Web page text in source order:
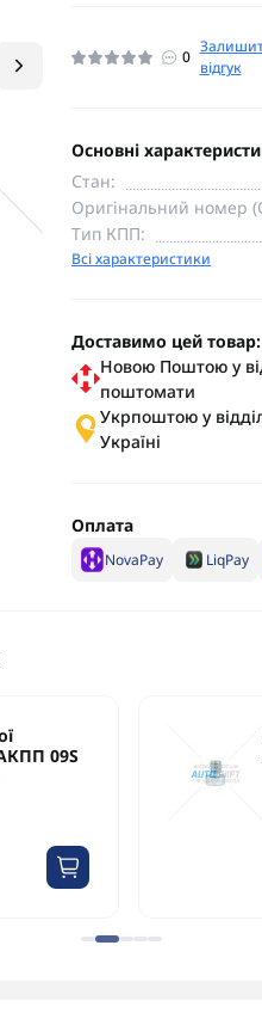
0
відгук
Основні
Стан:
Оригінальний номер
Тип КПП:
Всі характеристики
Доставимо цей товар:
Новою Поштою у
поштомати
Укрпоштою у
Україні
Оплата
NovaPay LiqPay
09S